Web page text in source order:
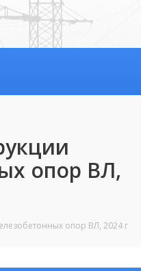
опор ВЛ,
опор ВЛ, 2024 г